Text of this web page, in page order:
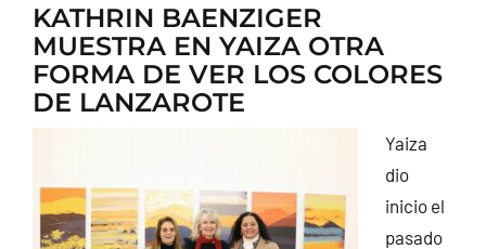
KATHRIN BAENZIGER
MUESTRA EN YAIZA OTRA
FORMA DE VER LOS COLORES
DE LANZAROTE
Yaiza
dio
inicio el
pasado